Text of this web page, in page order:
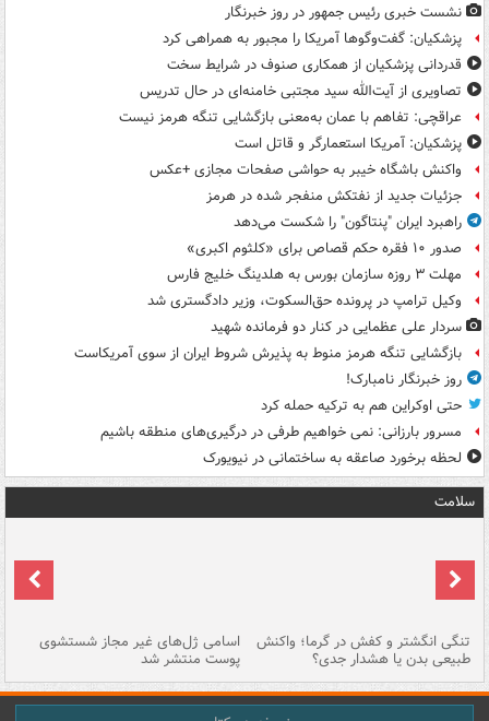
نشست خبری رئیس جمهور در روز خبرنگار
پزشکیان: گفت‌وگوها آمریکا را مجبور به همراهی کرد
قدردانی پزشکیان از همکاری صنوف در شرایط سخت
تصاویری از آیت‌الله سید مجتبی خامنه‌ای در حال تدریس
عراقچی: تفاهم با عمان به‌معنی بازگشایی تنگه هرمز نیست
پزشکیان: آمریکا استعمارگر و قاتل است
واکنش باشگاه خیبر به حواشی صفحات مجازی +عکس
جزئیات جدید از نفتکش منفجر شده در هرمز
راهبرد ایران "پنتاگون" را شکست می‌دهد
صدور ۱۰ فقره حکم قصاص برای «کلثوم اکبری»
مهلت ۳ روزه سازمان بورس به هلدینگ خلیج فارس
وکیل ترامپ در پرونده حق‌السکوت، وزیر دادگستری شد
سردار علی عظمایی در کنار دو فرمانده شهید
بازگشایی تنگه هرمز منوط به پذیرش شروط ایران از سوی آمریکاست
روز خبرنگار نامبارک!
حتی اوکراین هم به ترکیه حمله کرد
مسرور بارزانی: نمی خواهیم طرفی در درگیری‌های منطقه باشیم
لحظه برخورد صاعقه به ساختمانی در نیویورک
سلامت
تنگی انگشتر و کفش در گرما؛ واکنش
طبیعی بدن یا هشدار جدی؟
اسامی ژل‌های غیر مجاز شستشوی
پوست منتشر شد